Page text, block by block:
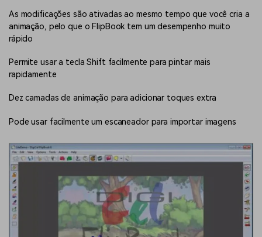
As modificações são ativadas ao mesmo tempo que você cria a
animação, pelo que o FlipBook tem um desempenho muito
rápido
Permite usar a tecla Shift facilmente para pintar mais
rapidamente
Dez camadas de animação para adicionar toques extra
Pode usar facilmente um escaneador para importar imagens